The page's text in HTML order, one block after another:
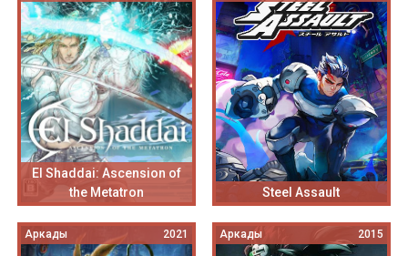
El Shaddai: Ascension of
the Metatron
Steel Assault
Аркады 2021 Аркады 2015